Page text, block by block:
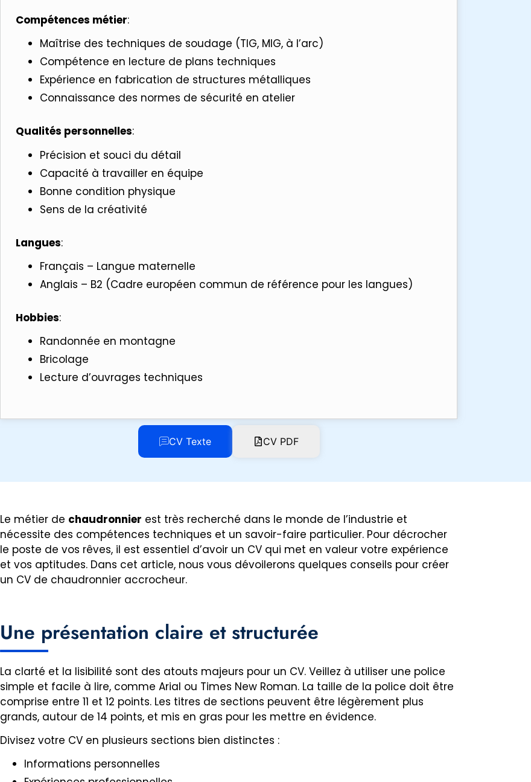
CV Texte CV PDF
Compétences métier:
Maîtrise des techniques de soudage (TIG, MIG, à l’arc)
Compétence en lecture de plans techniques
Expérience en fabrication de structures métalliques
Connaissance des normes de sécurité en atelier
Qualités personnelles:
Précision et souci du détail
Capacité à travailler en équipe
Bonne condition physique
Sens de la créativité
Langues:
Français – Langue maternelle
Anglais – B2 (Cadre européen commun de référence pour les langues)
Hobbies:
Randonnée en montagne
Bricolage
Lecture d’ouvrages techniques
Le métier de chaudronnier est très recherché dans le monde de l’industrie et
nécessite des compétences techniques et un savoir-faire particulier. Pour décrocher
le poste de vos rêves, il est essentiel d’avoir un CV qui met en valeur votre expérience
et vos aptitudes. Dans cet article, nous vous dévoilerons quelques conseils pour créer
un CV de chaudronnier accrocheur.
Une présentation claire et structurée
La clarté et la lisibilité sont des atouts majeurs pour un CV. Veillez à utiliser une police
simple et facile à lire, comme Arial ou Times New Roman. La taille de la police doit être
comprise entre 11 et 12 points. Les titres de sections peuvent être légèrement plus
grands, autour de 14 points, et mis en gras pour les mettre en évidence.
Divisez votre CV en plusieurs sections bien distinctes :
Informations personnelles